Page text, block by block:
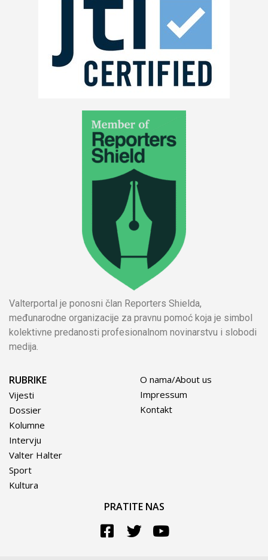
Valterportal je ponosni član Reporters Shielda,
međunarodne organizacije za pravnu pomoć koja je simbol
kolektivne predanosti profesionalnom novinarstvu i slobodi
medija.
RUBRIKE
Vijesti
Dossier
Kolumne
Intervju
Valter Halter
Sport
Kultura
O nama/About us
Impressum
Kontakt
PRATITE NAS